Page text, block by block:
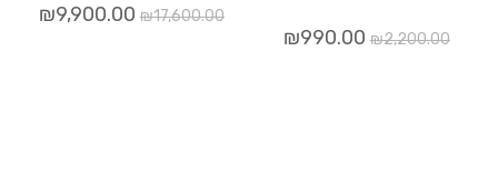
₪17,600.00
₪9,900.00
₪2,200.00
₪990.00